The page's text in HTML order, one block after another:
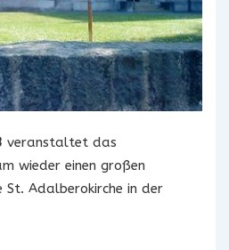
veranstaltet das
wieder einen großen
Adalberokirche in der